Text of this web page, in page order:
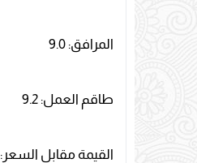
المرافق: 9.0
طاقم العمل: 9.2
القيمة مقابل السعر: 7.9